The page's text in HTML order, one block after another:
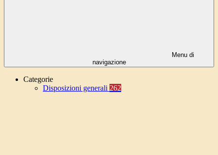
Menu di
navigazione
Categorie
Disposizioni generali 262